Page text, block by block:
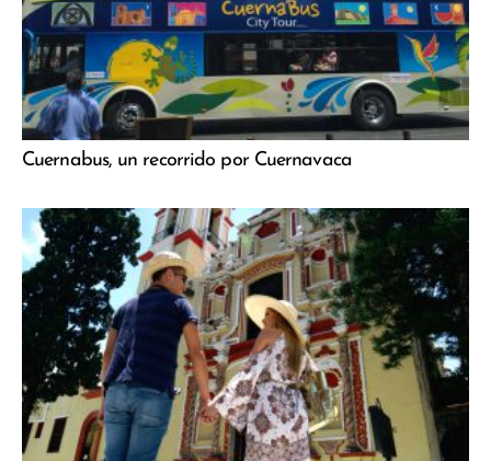
Cuernabus, un recorrido por Cuernavaca